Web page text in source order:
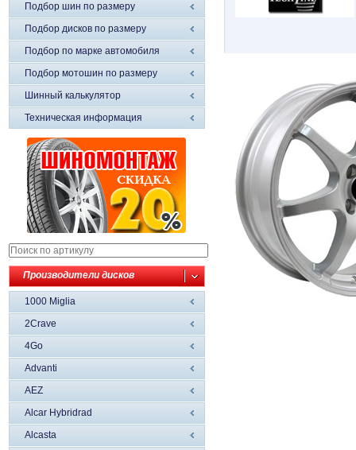
Подбор шин по размеру
Подбор дисков по размеру
Подбор по марке автомобиля
Подбор мотошин по размеру
Шинный калькулятор
Техническая информация
Производители дисков
1000 Miglia
2Crave
4Go
Advanti
AEZ
Alcar Hybridrad
Alcasta